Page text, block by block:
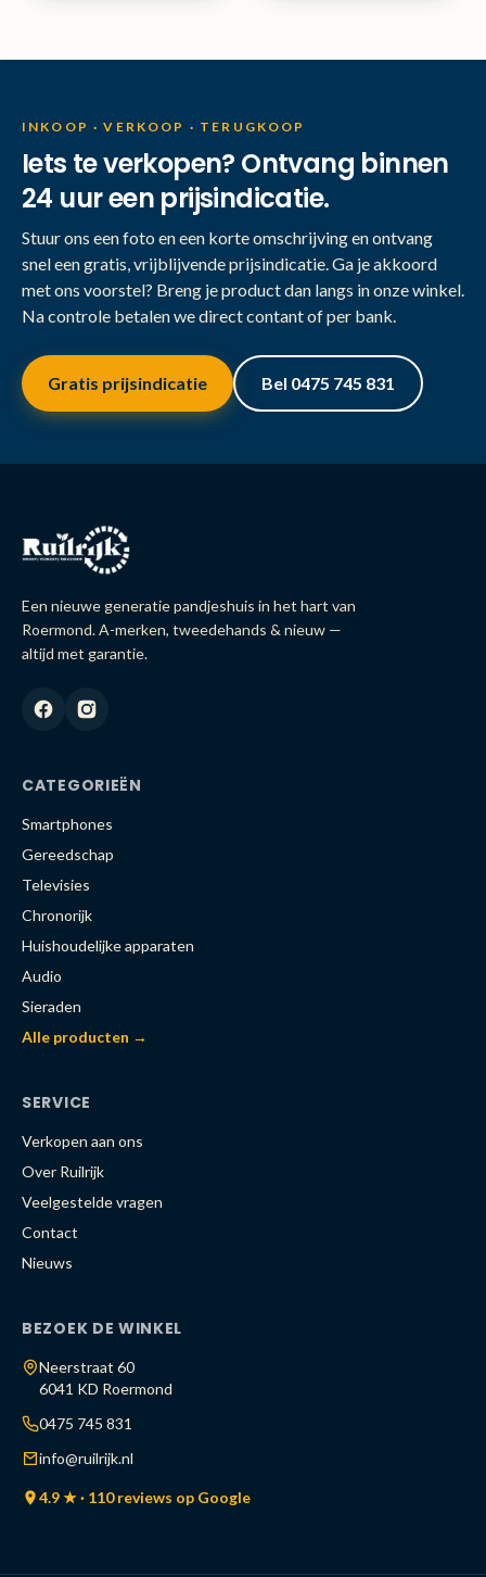
INKOOP · VERKOOP · TERUGKOOP
Iets te verkopen? Ontvang binnen
24 uur een prijsindicatie.
Stuur ons een foto en een korte omschrijving en ontvang
snel een gratis, vrijblijvende prijsindicatie. Ga je akkoord
met ons voorstel? Breng je product dan langs in onze winkel.
Na controle betalen we direct contant of per bank.
Gratis prijsindicatie Bel 0475 745 831
Een nieuwe generatie pandjeshuis in het hart van
Roermond. A-merken, tweedehands & nieuw —
altijd met garantie.
CATEGORIEËN
Smartphones
Gereedschap
Televisies
Chronorijk
Huishoudelijke apparaten
Audio
Sieraden
Alle producten →
SERVICE
Verkopen aan ons
Over Ruilrijk
Veelgestelde vragen
Contact
Nieuws
BEZOEK DE WINKEL
Neerstraat 60
6041 KD Roermond
0475 745 831
info@ruilrijk.nl
4.9 ★ · 110 reviews op Google